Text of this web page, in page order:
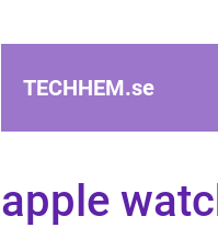
TECHHEM.se
apple